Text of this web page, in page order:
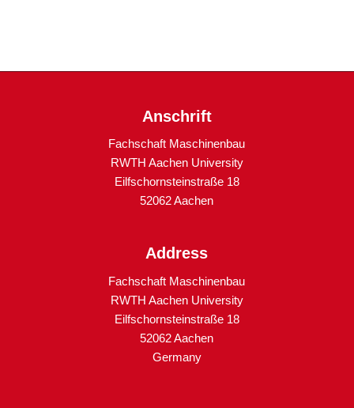
Anschrift
Fachschaft Maschinenbau
RWTH Aachen University
Eilfschornsteinstraße 18
52062 Aachen
Address
Fachschaft Maschinenbau
RWTH Aachen University
Eilfschornsteinstraße 18
52062 Aachen
Germany